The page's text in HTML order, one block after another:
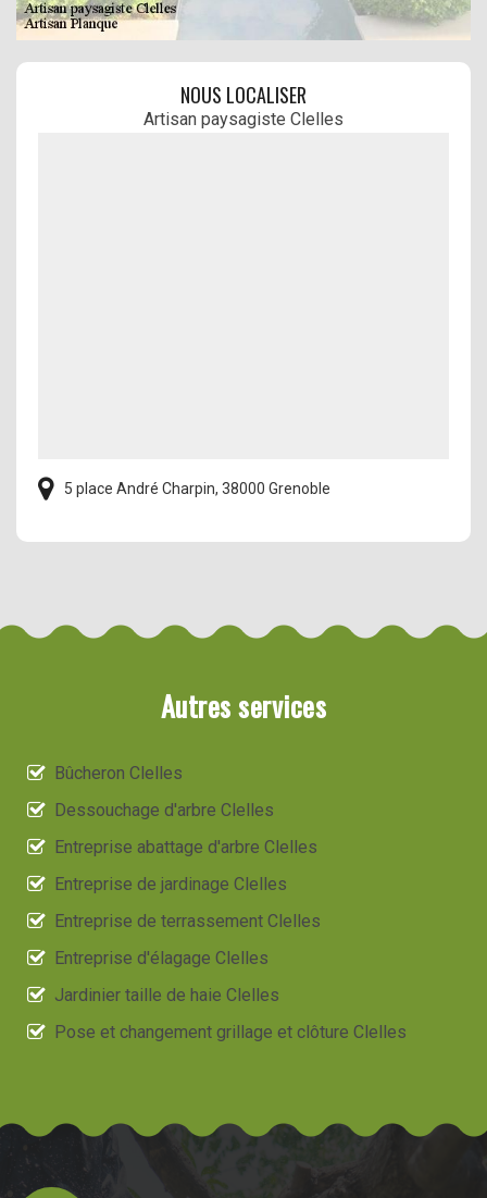
NOUS LOCALISER
Artisan paysagiste Clelles
5 place André Charpin, 38000 Grenoble
Autres services
Bûcheron Clelles
Dessouchage d'arbre Clelles
Entreprise abattage d'arbre Clelles
Entreprise de jardinage Clelles
Entreprise de terrassement Clelles
Entreprise d'élagage Clelles
Jardinier taille de haie Clelles
Pose et changement grillage et clôture Clelles